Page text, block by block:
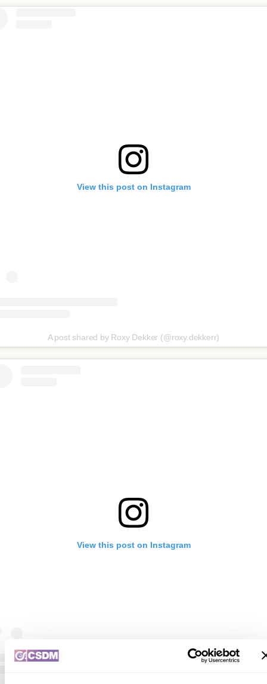
View this post on Instagram
A post shared by Roxy Dekker (@roxy.dekkerr)
View this post on Instagram